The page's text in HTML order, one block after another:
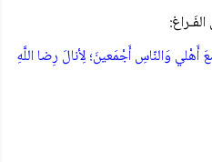
وَالنّاسِ أَجْمَعينَ؛ لِأنالَ رِضا اللَّهِ